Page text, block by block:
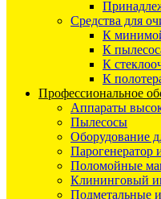
Средства для
К
К
К
К
Профессиональное
Аппараты
Пылесосы
Оборудование
Парогенератор
Поломойные
Клининговый
Подметальные